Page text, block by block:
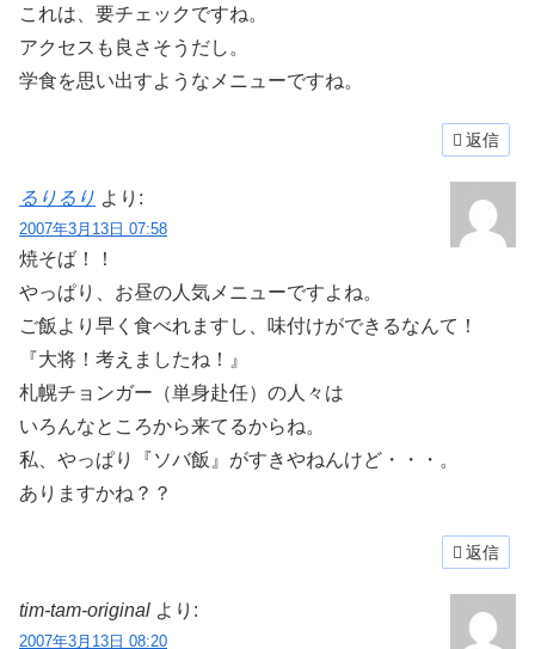
これは、要チェックですね。
アクセスも良さそうだし。
学食を思い出すようなメニューですね。
返信
るりるり より:
2007年3月13日 07:58
焼そば！！
やっぱり、お昼の人気メニューですよね。
ご飯より早く食べれますし、味付けができるなんて！
『大将！考えましたね！』
札幌チョンガー（単身赴任）の人々は
いろんなところから来てるからね。
私、やっぱり『ソバ飯』がすきやねんけど・・・。
ありますかね？？
返信
tim-tam-original より:
2007年3月13日 08:20